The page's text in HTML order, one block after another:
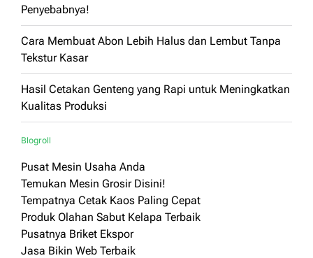
Penyebabnya!
Cara Membuat Abon Lebih Halus dan Lembut Tanpa
Tekstur Kasar
Hasil Cetakan Genteng yang Rapi untuk Meningkatkan
Kualitas Produksi
Blogroll
Pusat Mesin Usaha Anda
Temukan Mesin Grosir Disini!
Tempatnya Cetak Kaos Paling Cepat
Produk Olahan Sabut Kelapa Terbaik
Pusatnya Briket Ekspor
Jasa Bikin Web Terbaik